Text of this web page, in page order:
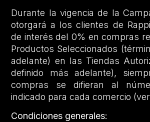
Durante la vigencia de la
otorgará a los clientes de
de interés del 0% en compras
Productos Seleccionados
adelante) en las Tiendas
definido más adelante),
compras se difieran al
indicado para cada comercio
Condiciones generales: